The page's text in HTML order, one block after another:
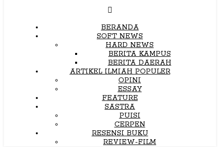
BERANDA
SOFT NEWS
HARD NEWS
BERITA KAMPUS
BERITA DAERAH
ARTIKEL ILMIAH POPULER
OPINI
ESSAY
FEATURE
SASTRA
PUISI
CERPEN
RESENSI BUKU
REVIEW-FILM